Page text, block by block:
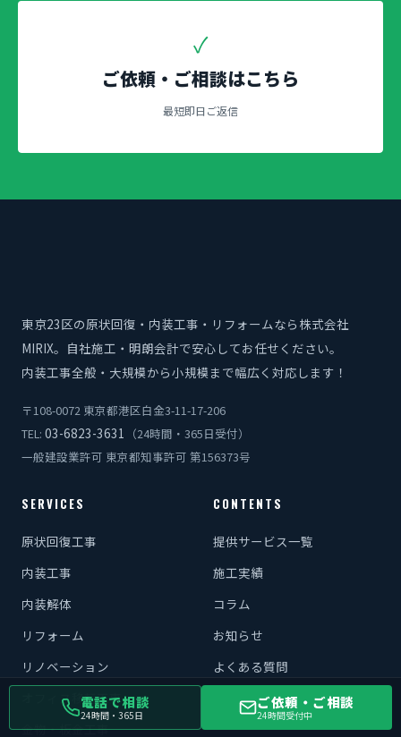
✓
ご依頼・ご相談はこちら
最短即日ご返信
東京23区の原状回復・内装工事・リフォームなら株式会社
MIRIX。自社施工・明朗会計で安心してお任せください。
内装工事全般・大規模から小規模まで幅広く対応します！
〒108-0072 東京都港区白金3-11-17-206
TEL: 03-6823-3631 （24時間・365日受付）
一般建設業許可 東京都知事許可 第156373号
SERVICES
原状回復工事
内装工事
内装解体
リフォーム
リノベーション
オフィス移転工事
金物・板金工事
CONTENTS
提供サービス一覧
施工実績
コラム
お知らせ
よくある質問
記事作成代行サービス
電話で相談
24時間・365日
ご依頼・ご相談
24時間受付中